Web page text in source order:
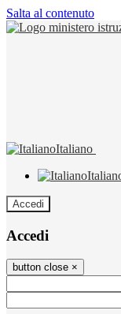
Salta al contenuto
Italiano
Accedi
Accedi
button close ×